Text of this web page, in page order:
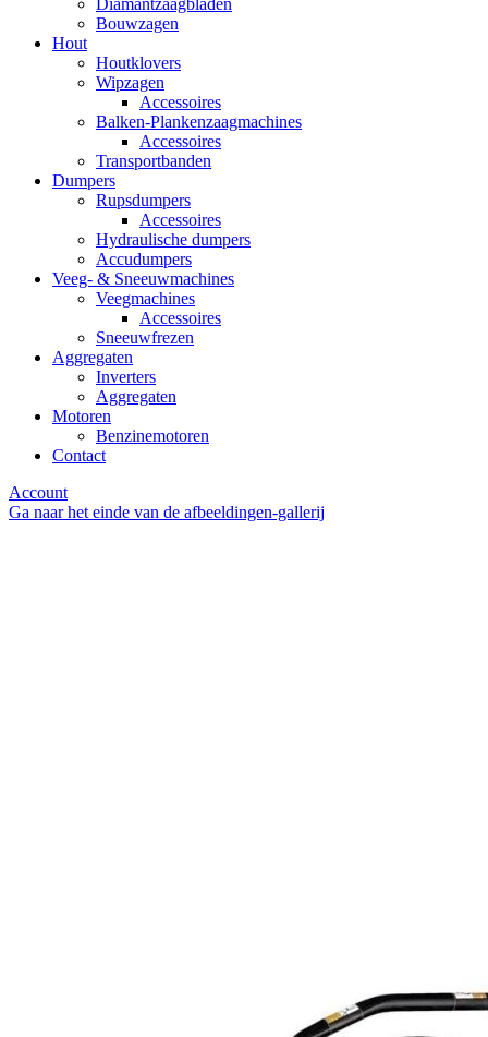
Bouwzagen
Hout
Houtklovers
Wipzagen
Accessoires
Balken-Plankenzaagmachines
Accessoires
Transportbanden
Dumpers
Rupsdumpers
Accessoires
Hydraulische dumpers
Accudumpers
Veeg- & Sneeuwmachines
Veegmachines
Accessoires
Sneeuwfrezen
Aggregaten
Inverters
Aggregaten
Motoren
Benzinemotoren
Contact
Account
Ga naar het einde van de afbeeldingen-gallerij